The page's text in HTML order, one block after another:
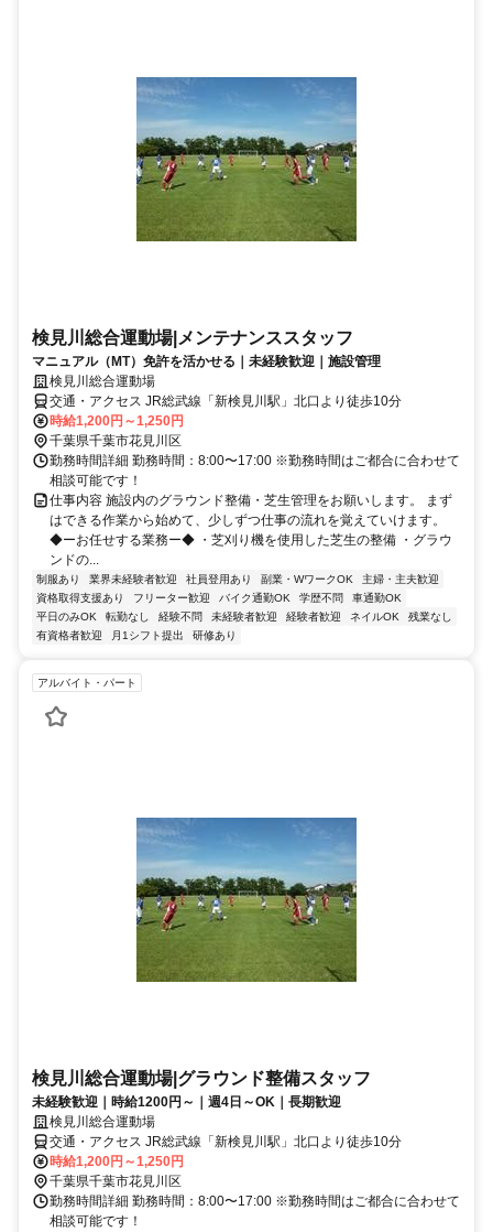
検見川総合運動場|メンテナンススタッフ
マニュアル（MT）免許を活かせる｜未経験歓迎｜施設管理
検見川総合運動場
交通・アクセス JR総武線「新検見川駅」北口より徒歩10分
時給1,200円～1,250円
千葉県千葉市花見川区
勤務時間詳細 勤務時間：8:00〜17:00 ※勤務時間はご都合に合わせて
相談可能です！
仕事内容 施設内のグラウンド整備・芝生管理をお願いします。 まず
はできる作業から始めて、少しずつ仕事の流れを覚えていけます。
◆ーお任せする業務ー◆ ・芝刈り機を使用した芝生の整備 ・グラウ
ンドの...
制服あり 業界未経験者歓迎 社員登用あり 副業・WワークOK
主婦・主夫歓迎
資格取得支援あり
フリーター歓迎 バイク通勤OK 学歴不問
車通勤OK
平日のみOK
転勤なし 経験不問 未経験者歓迎 経験者歓迎 ネイルOK
残業なし
有資格者歓迎
月1シフト提出 研修あり
アルバイト・パート
検見川総合運動場|グラウンド整備スタッフ
未経験歓迎｜時給1200円～｜週4日～OK｜長期歓迎
検見川総合運動場
交通・アクセス JR総武線「新検見川駅」北口より徒歩10分
時給1,200円～1,250円
千葉県千葉市花見川区
勤務時間詳細 勤務時間：8:00〜17:00 ※勤務時間はご都合に合わせて
相談可能です！